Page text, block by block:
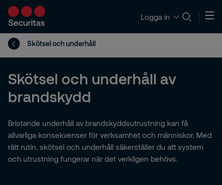
Logga in
Skötsel och underhåll
Skötsel och underhåll av
brandskydd
Bristande underhåll av brandskyddsutrustning kan få
allvarliga konsekvenser för verksamhet och människor. Med
rätt rutin, skötsel och underhåll säkerställer du att system
och utrustning fungerar när det verkligen behövs.